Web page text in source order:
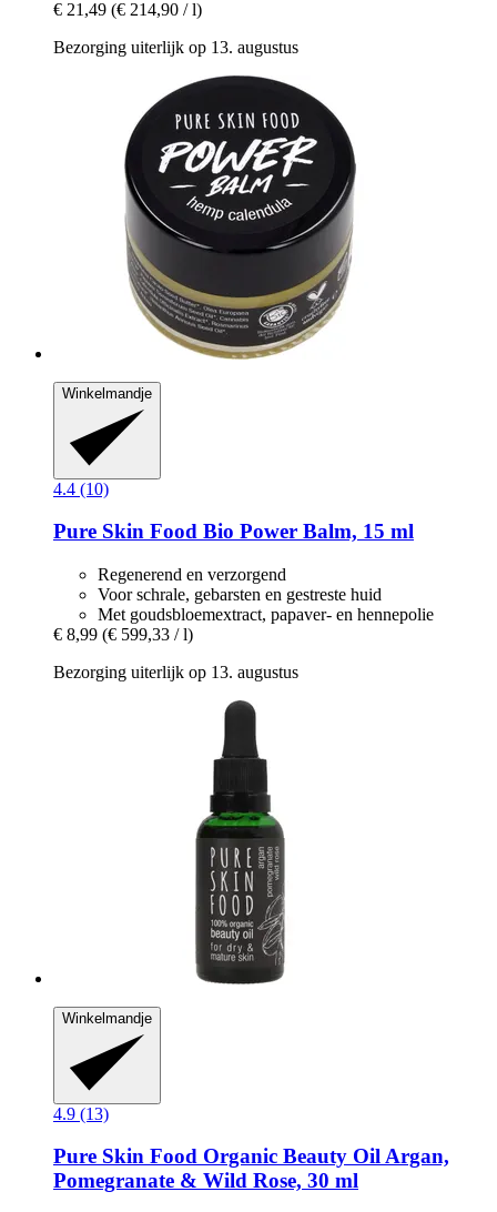
€ 21,49 (€ 214,90 / l)
Bezorging uiterlijk op 13. augustus
Winkelmandje
4.4 (10)
Pure Skin Food Bio Power Balm, 15 ml
Regenerend en verzorgend
Voor schrale, gebarsten en gestreste huid
Met goudsbloemextract, papaver- en hennepolie
€ 8,99 (€ 599,33 / l)
Bezorging uiterlijk op 13. augustus
Winkelmandje
4.9 (13)
Pure Skin Food Organic Beauty Oil Argan,
Pomegranate & Wild Rose, 30 ml